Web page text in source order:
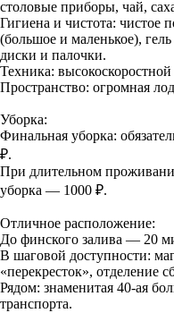
столовые приборы, чай,
Гигиена и чистота: чистое
(большое и маленькое),
диски и палочки.
Техника:
Пространство: огромная
Уборка:
Финальная уборка:
₽.
При длительном
уборка — 1000 ₽.
Отличное расположение:
До финского залива — 20
В шаговой доступности:
«перекресток», отделение
Рядом: знаменитая 40-ая
транспорта.